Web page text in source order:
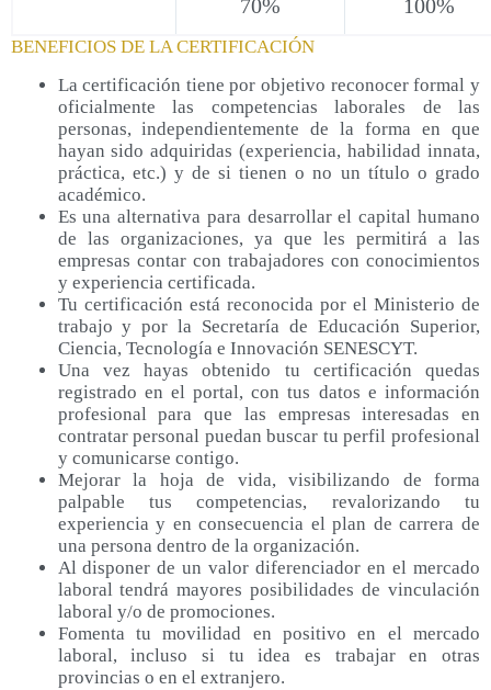
70% 100%
BENEFICIOS DE LA CERTIFICACIÓN
La certificación tiene por objetivo reconocer formal y
oficialmente las competencias laborales de las
personas, independientemente de la forma en que
hayan sido adquiridas (experiencia, habilidad innata,
práctica, etc.) y de si tienen o no un título o grado
académico.
Es una alternativa para desarrollar el capital humano
de las organizaciones, ya que les permitirá a las
empresas contar con trabajadores con conocimientos
y experiencia certificada.
Tu certificación está reconocida por el Ministerio de
trabajo y por la Secretaría de Educación Superior,
Ciencia, Tecnología e Innovación SENESCYT.
Una vez hayas obtenido tu certificación quedas
registrado en el portal, con tus datos e información
profesional para que las empresas interesadas en
contratar personal puedan buscar tu perfil profesional
y comunicarse contigo.
Mejorar la hoja de vida, visibilizando de forma
palpable tus competencias, revalorizando tu
experiencia y en consecuencia el plan de carrera de
una persona dentro de la organización.
Al disponer de un valor diferenciador en el mercado
laboral tendrá mayores posibilidades de vinculación
laboral y/o de promociones.
Fomenta tu movilidad en positivo en el mercado
laboral, incluso si tu idea es trabajar en otras
provincias o en el extranjero.